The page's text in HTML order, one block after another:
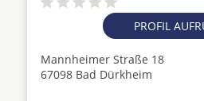
PROFIL
Mannheimer Straße 18
67098 Bad Dürkheim